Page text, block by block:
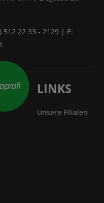
512 22 33 - 2129 | E:
LINKS
Unsere Filialen